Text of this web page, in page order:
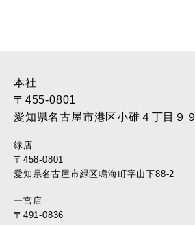
本社
〒455-0801
愛知県名古屋市港区小碓４丁目９９
緑店
〒458-0801
愛知県名古屋市緑区鳴海町字山下88-2
一宮店
〒491-0836